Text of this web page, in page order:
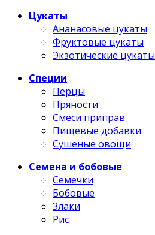
Цукаты
Ананасовые цукаты
Фруктовые цукаты
Экзотические цукаты
Специи
Перцы
Пряности
Смеси приправ
Пищевые добавки
Сушеные овощи
Семена и бобовые
Семечки
Бобовые
Злаки
Рис